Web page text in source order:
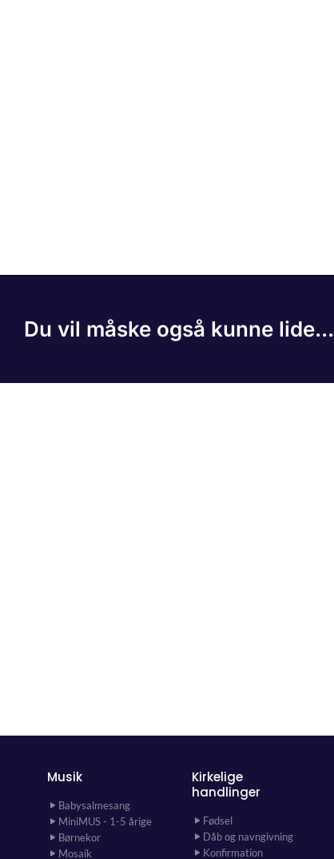
Du vil måske også kunne lide...
Musik
Babysalmesang
MiniMUS - 1-5 årige
Børnekor
Mosaik
Kirkelige
handlinger
Fødsel
Dåb og navngivning
Konfirmation